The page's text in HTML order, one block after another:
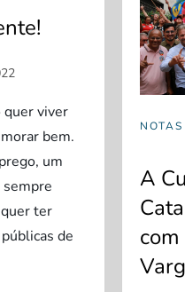
quer viver
bem.
um
ter
de
A